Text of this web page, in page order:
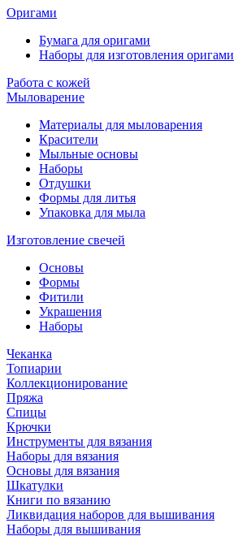
Оригами
Бумага для оригами
Наборы для изготовления оригами
Работа с кожей
Мыловарение
Материалы для мыловарения
Красители
Мыльные основы
Наборы
Отдушки
Формы для литья
Упаковка для мыла
Изготовление свечей
Основы
Формы
Фитили
Украшения
Наборы
Чеканка
Топиарии
Коллекционирование
Пряжа
Спицы
Крючки
Инструменты для вязания
Наборы для вязания
Основы для вязания
Шкатулки
Книги по вязанию
Ликвидация наборов для вышивания
Наборы для вышивания